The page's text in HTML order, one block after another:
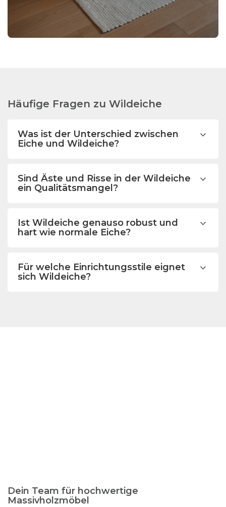
Häufige Fragen zu Wildeiche
Was ist der Unterschied zwischen
Eiche und Wildeiche?
Sind Äste und Risse in der Wildeiche
ein Qualitätsmangel?
Ist Wildeiche genauso robust und
hart wie normale Eiche?
Für welche Einrichtungsstile eignet
sich Wildeiche?
Dein Team für hochwertige
Massivholzmöbel